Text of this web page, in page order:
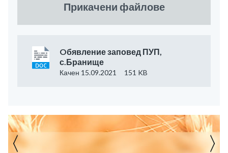
Прикачени файлове
Oбявление заповед ПУП,
с.Бранище
Качен 15.09.2021 151 KB